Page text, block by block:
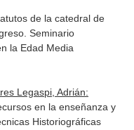
de la catedral de
Seminario
la Edad Media
Legaspi, Adrián:
en la enseñanza y
Historiográficas